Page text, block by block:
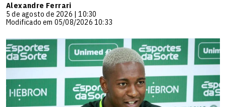
Alexandre Ferrari
5 de agosto de 2026 | 10:30
Modificado em 05/08/2026 10:33